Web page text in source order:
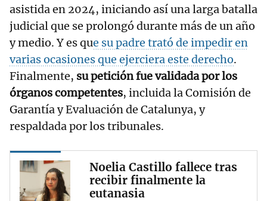
asistida en 2024, iniciando así una larga batalla
judicial que se prolongó durante más de un año
y medio. Y es que su padre trató de impedir en
varias ocasiones que ejerciera este derecho.
Finalmente, su petición fue validada por los
órganos competentes, incluida la Comisión de
Garantía y Evaluación de Catalunya, y
respaldada por los tribunales.
Noelia Castillo fallece tras
recibir finalmente la
eutanasia